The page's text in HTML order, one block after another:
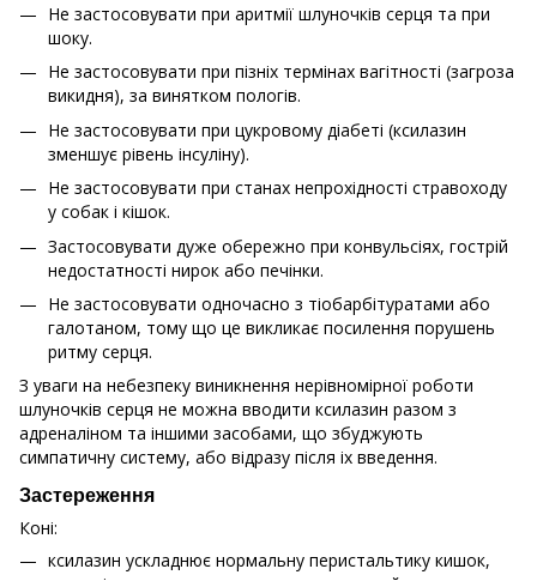
Не застосовувати при аритмії шлуночків серця та при
шоку.
Не застосовувати при пізніх термінах вагітності (загроза
викидня), за винятком пологів.
Не застосовувати при цукровому діабеті (ксилазин
зменшує рівень інсуліну).
Не застосовувати при станах непрохідності стравоходу
у собак і кішок.
Застосовувати дуже обережно при конвульсіях, гострій
недостатності нирок або печінки.
Не застосовувати одночасно з тіобарбітуратами або
галотаном, тому що це викликає посилення порушень
ритму серця.
З уваги на небезпеку виникнення нерівномірної роботи
шлуночків серця не можна вводити ксилазин разом з
адреналіном та іншими засобами, що збуджують
симпатичну систему, або відразу після іх введення.
Застереження
Коні:
ксилазин ускладнює нормальну перистальтику кишок,